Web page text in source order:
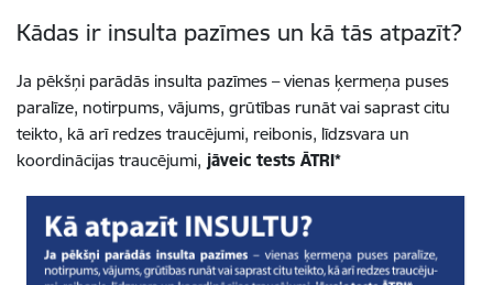
Kādas ir insulta pazīmes un kā tās atpazīt?
Ja pēkšņi parādās insulta pazīmes – vienas ķermeņa puses
paralīze, notirpums, vājums, grūtības runāt vai saprast citu
teikto, kā arī redzes traucējumi, reibonis, līdzsvara un
koordinācijas traucējumi, jāveic tests ĀTRI*